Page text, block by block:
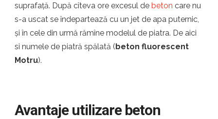
suprafață. După cîteva ore excesul de beton care nu
s-a uscat se îndepartează cu un jet de apa puternic,
și în cele din urmă rămîne modelul de piatra. De aici
si numele de piatră spălată (beton fluorescent
Motru).
Avantaje utilizare beton